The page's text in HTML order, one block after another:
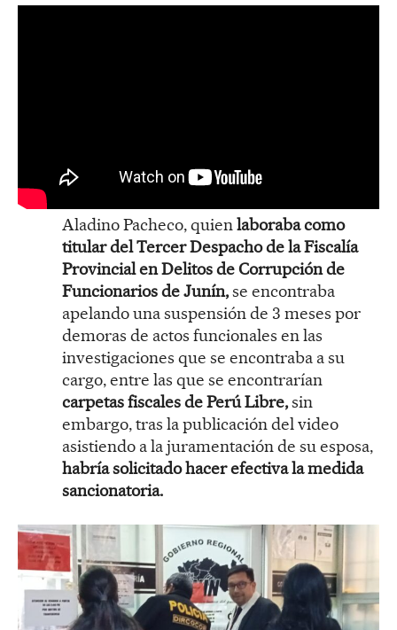
Aladino Pacheco, quienlaboraba como
titular del Tercer Despacho de la Fiscalía
Provincial en Delitos de Corrupción de
Funcionarios de Junín,se encontraba
apelando una suspensión de 3 meses por
demoras de actos funcionales en las
investigaciones que se encontraba a su
cargo, entre las que se encontrarían
carpetas fiscales de Perú Libre,sin
embargo, tras la publicación del video
asistiendo a la juramentación de su esposa,
habría solicitado hacer efectiva la medida
sancionatoria.